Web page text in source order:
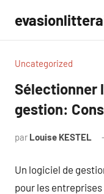
contenu
Uncategorized
Sélectionner
gestion:
par Louise KESTEL
Un logiciel de
pour les